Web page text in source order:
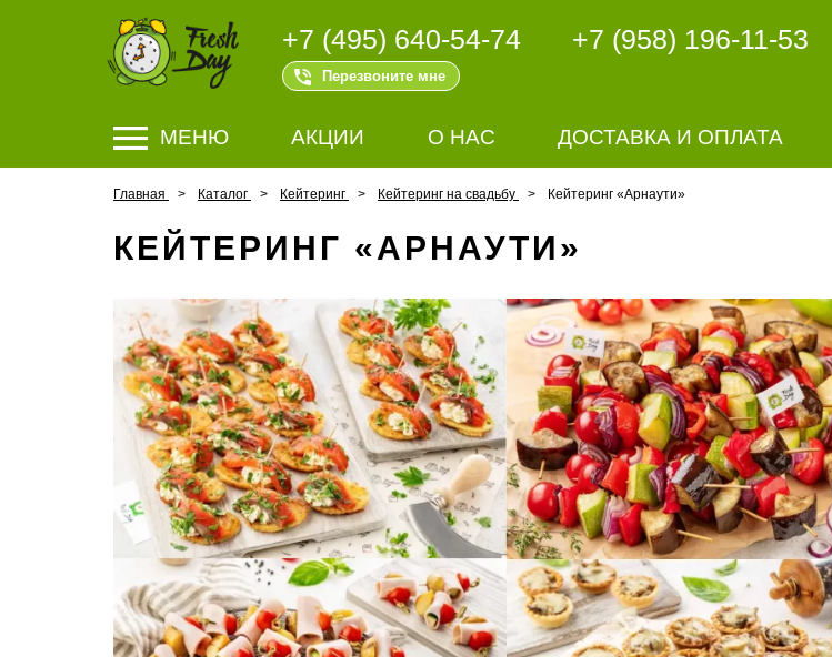
+7 (495) 640-54-74
Перезвоните мне
+7 (958) 196-11-53
МЕНЮ АКЦИИ О НАС ДОСТАВКА И ОПЛАТА
Главная Каталог Кейтеринг Кейтеринг на свадьбу Кейтеринг «Арнаути»
КЕЙТЕРИНГ «АРНАУТИ»